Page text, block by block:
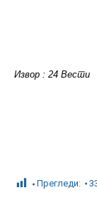
Извор : 24 Вести
Прегледи: